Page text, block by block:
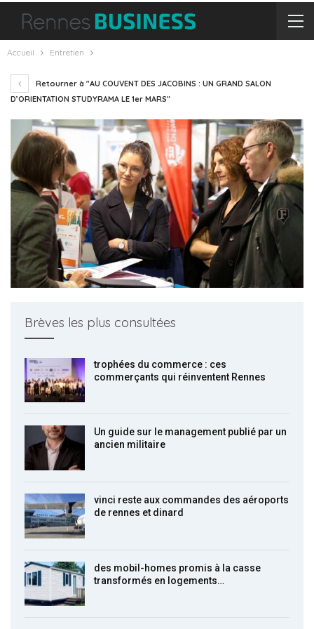
Accueil Entretien
Retourner à "AU COUVENT DES JACOBINS : UN GRAND SALON
D’ORIENTATION STUDYRAMA LE 1er MARS"
Brèves les plus consultées
trophées du commerce : ces
commerçants qui réinventent Rennes
Un guide sur le management publié par un
ancien militaire
vinci reste aux commandes des aéroports
de rennes et dinard
des mobil-homes promis à la casse
transformés en logements…